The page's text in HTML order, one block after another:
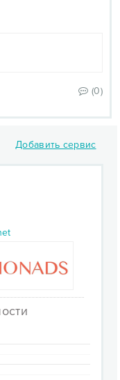
(0)
Добавить сервис